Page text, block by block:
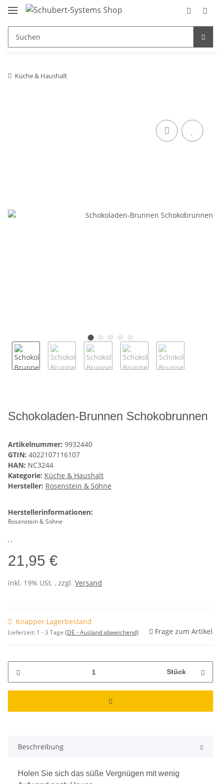
Küche & Haushalt
Schokoladen-Brunnen Schokobrunnen
Artikelnummer: 9932440
GTIN: 4022107116107
HAN: NC3244
Kategorie: Küche & Haushalt
Hersteller: Rosenstein & Söhne
Herstellerinformationen:
Rosenstein & Söhne
, ,
21,95 €
inkl. 19% USt. , zzgl. Versand
Knapper Lagerbestand
Lieferzeit: 1 - 3 Tage (DE - Ausland abweichend) Frage zum Artikel
Stück
Beschreibung
Holen Sie sich das süße Vergnügen mit wenig